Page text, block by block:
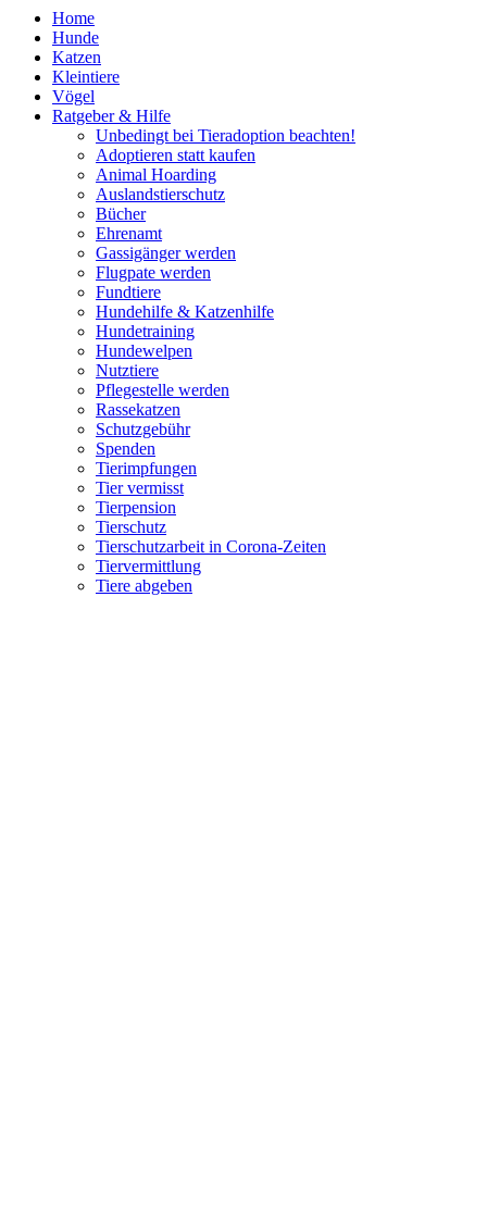
Home
Hunde
Katzen
Kleintiere
Vögel
Ratgeber & Hilfe
Unbedingt bei Tieradoption beachten!
Adoptieren statt kaufen
Animal Hoarding
Auslandstierschutz
Bücher
Ehrenamt
Gassigänger werden
Flugpate werden
Fundtiere
Hundehilfe & Katzenhilfe
Hundetraining
Hundewelpen
Nutztiere
Pflegestelle werden
Rassekatzen
Schutzgebühr
Spenden
Tierimpfungen
Tier vermisst
Tierpension
Tierschutz
Tierschutzarbeit in Corona-Zeiten
Tiervermittlung
Tiere abgeben